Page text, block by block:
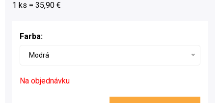
1 ks = 35,90 €
Farba:
Modrá
Na objednávku